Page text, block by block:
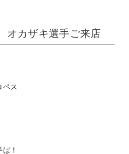
カザキ選手ご来店
ペス
！